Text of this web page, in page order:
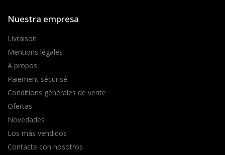
Nuestra empresa
Livraison
Mentions légales
A propos
Paiement sécurisé
Conditions générales de vente
Ofertas
Novedades
Los más vendidos
Contacte con nosotros